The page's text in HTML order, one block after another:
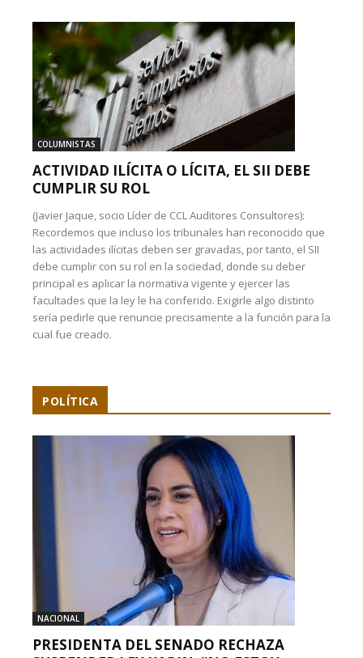
COLUMNISTAS
ACTIVIDAD ILÍCITA O LÍCITA, EL SII DEBE
CUMPLIR SU ROL
(Javier Jaque, socio Líder de CCL Auditores Consultores):
Recordemos que incluso los tribunales han reconocido que
las actividades ilícitas deben ser gravadas, por tanto, el SII
debe cumplir con su rol en la sociedad, donde su deber
principal es aplicar la normativa vigente y ejercer las
facultades que la ley le ha conferido. Exigirle algo distinto
sería pedirle que renuncie precisamente a la función para la
cual fue creado.
POLÍTICA
NACIONAL
PRESIDENTA DEL SENADO RECHAZA